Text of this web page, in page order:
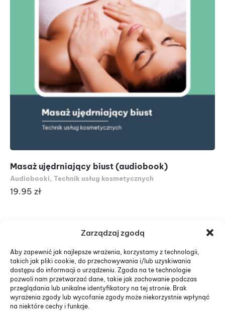
Zarządzaj zgodą
Aby zapewnić jak najlepsze wrażenia, korzystamy z technologii,
takich jak pliki cookie, do przechowywania i/lub uzyskiwania
dostępu do informacji o urządzeniu. Zgoda na te technologie
pozwoli nam przetwarzać dane, takie jak zachowanie podczas
przeglądania lub unikalne identyfikatory na tej stronie. Brak
wyrażenia zgody lub wycofanie zgody może niekorzystnie wpłynąć
na niektóre cechy i funkcje.
Masaż ujędrniający biust (audiobook)
Audiobooki, Technik usług kosmetycznych
19.95 zł